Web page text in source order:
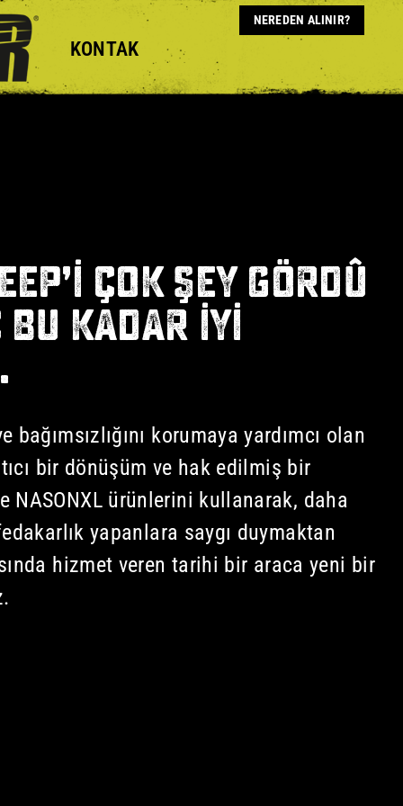
NEREDEN ALINIR?
KONTAK
ÇOK ŞEY GÖRDÜ
BU KADAR İYI
korumaya yardımcı olan
bir dönüşüm ve hak edilmiş bir
NASONXL ürünlerini kullanarak, daha
yapanlara saygı duymaktan
hizmet veren tarihi bir araca yeni bir